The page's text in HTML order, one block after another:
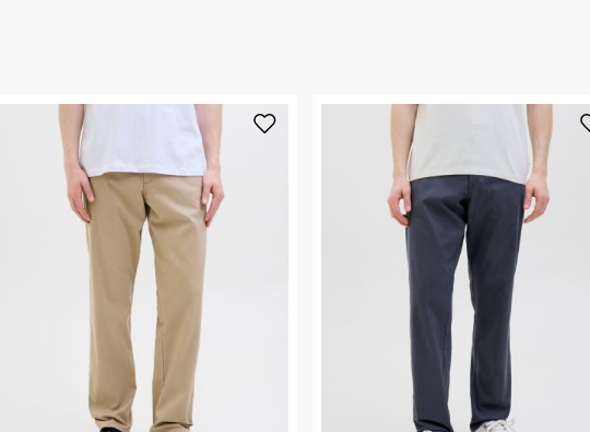
על גבי החבילה
באתר בלבד
בלבד. לא ניתן